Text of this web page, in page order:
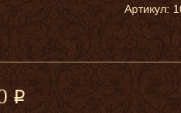
Артикул: